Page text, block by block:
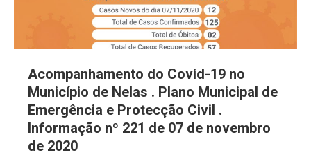
Acompanhamento do Covid-19 no
Município de Nelas . Plano Municipal de
Emergência e Protecção Civil .
Informação nº 221 de 07 de novembro
de 2020